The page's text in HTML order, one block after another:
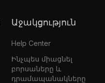
Աջակցություն
Help Center
Ինչպես միացնել
բորսաները և
դրամապանակները